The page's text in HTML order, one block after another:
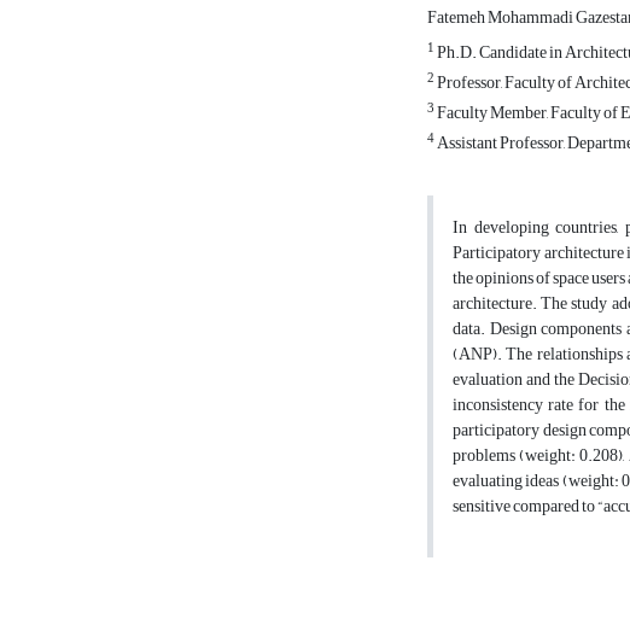
Fatemeh Mohammadi
1Ph.D. Candidate in
2Professor, Faculty of
3Faculty Member, Faculty of
4Assistant Professor,
In developing
Participatory architecture
the opinions of space
architecture. The study
data. Design
(ANP). The relationships
evaluation and the
inconsistency rate for
participatory design
problems (weight:
evaluating ideas (weight:
sensitive compared to